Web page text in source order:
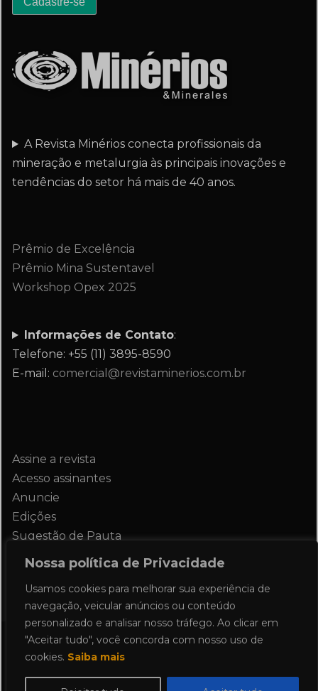
Nossa política de Privacidade
Usamos cookies para melhorar sua experiência de
navegação, veicular anúncios ou conteúdo
personalizado e analisar nosso tráfego. Ao clicar em
"Aceitar tudo", você concorda com nosso uso de
cookies. Saiba mais
A Revista Minérios conecta profissionais da
mineração e metalurgia às principais inovações e
tendências do setor há mais de 40 anos.
Prêmio de Excelência
Prêmio Mina Sustentavel
Workshop Opex 2025
Informações de Contato:
Telefone: +55 (11) 3895-8590
E-mail: comercial@revistaminerios.com.br
Assine a revista
Acesso assinantes
Anuncie
Edições
Sugestão de Pauta
Contato
Todos os direitos reservados 2024.